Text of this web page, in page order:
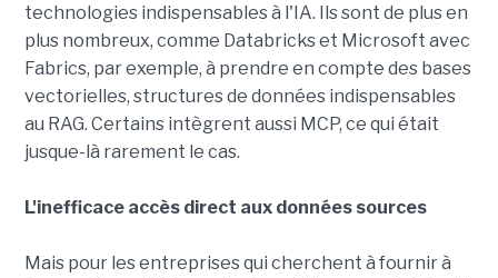
technologies indispensables à l'IA. Ils sont de plus en
plus nombreux, comme Databricks et Microsoft avec
Fabrics, par exemple, à prendre en compte des bases
vectorielles, structures de données indispensables
au RAG. Certains intègrent aussi MCP, ce qui était
jusque-là rarement le cas.
L'inefficace accès direct aux données sources
Mais pour les entreprises qui cherchent à fournir à